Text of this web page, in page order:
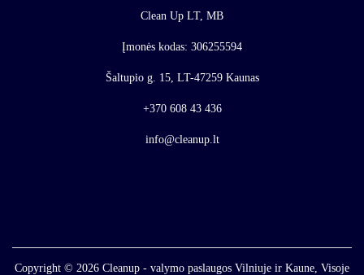
Clean Up LT, MB
Įmonės kodas: 306255594
Šaltupio g. 15, LT-47259 Kaunas
+370 608 43 436
info@cleanup.lt
Copyright © 2026 Cleanup - valymo paslaugos Vilniuje ir Kaune, Visoje